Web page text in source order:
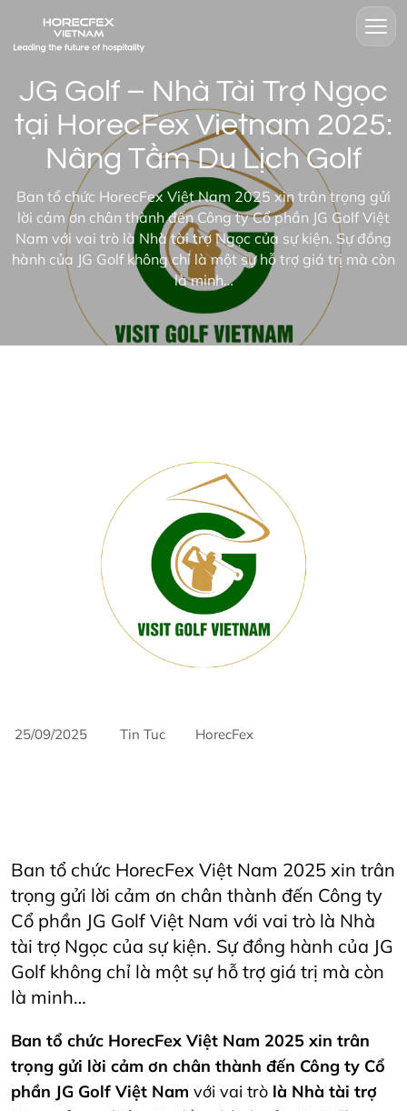
JG Golf – Nhà Tài Trợ Ngọc
tại HorecFex Vietnam 2025:
Nâng Tầm Du Lịch Golf
Ban tổ chức HorecFex Việt Nam 2025 xin trân trọng gửi
lời cảm ơn chân thành đến Công ty Cổ phần JG Golf Việt
Nam với vai trò là Nhà tài trợ Ngọc của sự kiện. Sự đồng
hành của JG Golf không chỉ là một sự hỗ trợ giá trị mà còn
là minh…
25/09/2025 Tin Tuc HorecFex
Ban tổ chức HorecFex Việt Nam 2025 xin trân
trọng gửi lời cảm ơn chân thành đến Công ty
Cổ phần JG Golf Việt Nam với vai trò là Nhà
tài trợ Ngọc của sự kiện. Sự đồng hành của JG
Golf không chỉ là một sự hỗ trợ giá trị mà còn
là minh…
Ban tổ chức HorecFex Việt Nam 2025 xin trân
trọng gửi lời cảm ơn chân thành đến Công ty Cổ
phần JG Golf Việt Nam với vai trò là Nhà tài trợ